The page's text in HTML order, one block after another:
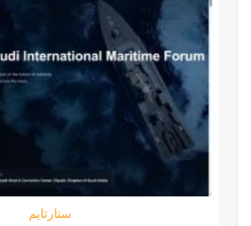
ستارتايم